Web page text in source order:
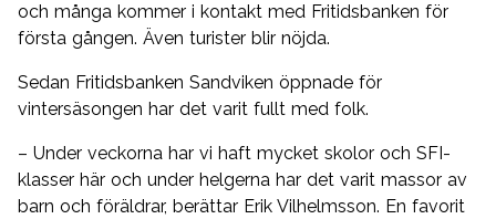
och många kommer i kontakt med Fritidsbanken för
första gången. Även turister blir nöjda.
Sedan Fritidsbanken Sandviken öppnade för
vintersäsongen har det varit fullt med folk.
– Under veckorna har vi haft mycket skolor och SFI-
klasser här och under helgerna har det varit massor av
barn och föräldrar, berättar Erik Vilhelmsson. En favorit